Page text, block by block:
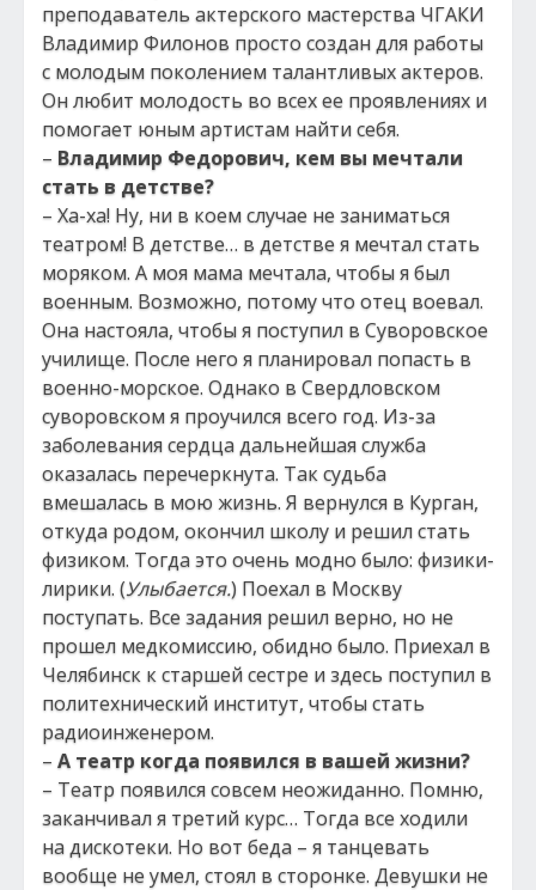
преподаватель актерского мастерства ЧГАКИ
Владимир Филонов просто создан для работы
с молодым поколением талантливых актеров.
Он любит молодость во всех ее проявлениях и
помогает юным артистам найти себя.
– Владимир Федорович, кем вы мечтали
стать в детстве?
– Ха-ха! Ну, ни в коем случае не заниматься
театром! В детстве… в детстве я мечтал стать
моряком. А моя мама мечтала, чтобы я был
военным. Возможно, потому что отец воевал.
Она настояла, чтобы я поступил в Суворовское
училище. После него я планировал попасть в
военно-морское. Однако в Свердловском
суворовском я проучился всего год. Из-за
заболевания сердца дальнейшая служба
оказалась перечеркнута. Так судьба
вмешалась в мою жизнь. Я вернулся в Курган,
откуда родом, окончил школу и решил стать
физиком. Тогда это очень модно было: физики-
лирики. (Улыбается.) Поехал в Москву
поступать. Все задания решил верно, но не
прошел медкомиссию, обидно было. Приехал в
Челябинск к старшей сестре и здесь поступил в
политехнический институт, чтобы стать
радиоинженером.
– А театр когда появился в вашей жизни?
– Театр появился совсем неожиданно. Помню,
заканчивал я третий курс… Тогда все ходили
на дискотеки. Но вот беда – я танцевать
вообще не умел, стоял в сторонке. Девушки не